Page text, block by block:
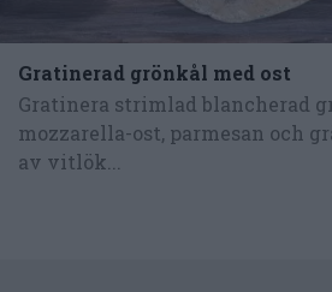
Gratinerad grönkål med ost
Gratinera strimlad blancherad
mozzarella-ost, parmesan och
av vitlök...